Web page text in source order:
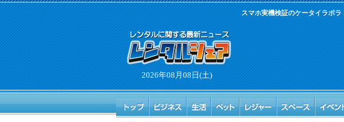
2026年08月08日(土)
スマホ実機検証のケータイラボ